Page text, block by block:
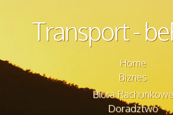
Transport -
Home
Biznes
Biura Rachunkowe
Doradztwo